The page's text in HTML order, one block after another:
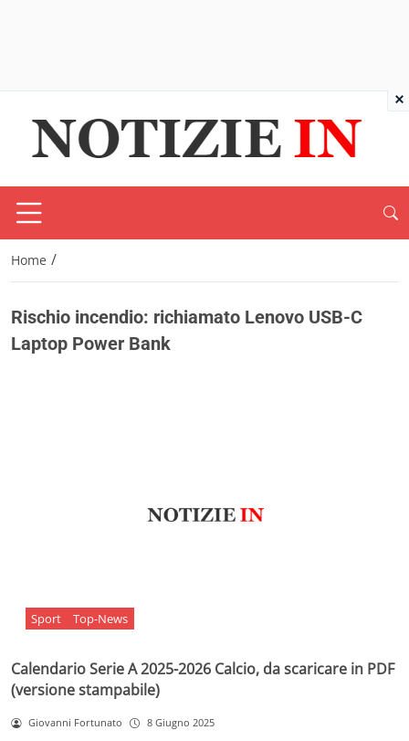
Home /
Rischio incendio: richiamato Lenovo USB-C
Laptop Power Bank
Sport Top-News
Calendario Serie A 2025-2026 Calcio, da scaricare in PDF
(versione stampabile)
Giovanni Fortunato 8 Giugno 2025
×